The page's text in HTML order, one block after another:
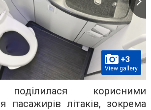
+3
View gallery
поділилася корисними
пасажирів літаків, зокрема